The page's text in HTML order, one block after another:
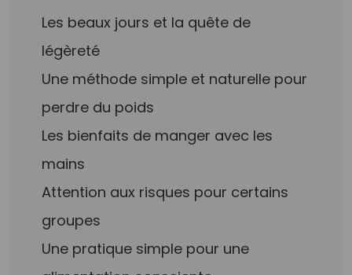
Les beaux jours et la quête de
légèreté
Une méthode simple et naturelle pour
perdre du poids
Les bienfaits de manger avec les
mains
Attention aux risques pour certains
groupes
Une pratique simple pour une